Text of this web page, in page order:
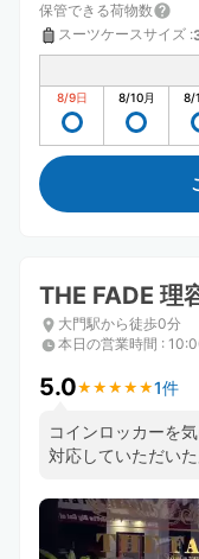
保管できる荷物数
スーツケースサイズ :
8/9日 8/10月 8/
THE FADE 理
大門駅から徒歩0分
本日の営業時間 :
5.0★ ★ ★ ★ ★
★ ★ ★ ★ ★1件
コインロッカーを
対応していただい